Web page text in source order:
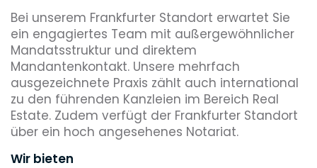
Bei unserem Frankfurter Standort erwartet Sie
ein engagiertes Team mit außergewöhnlicher
Mandatsstruktur und direktem
Mandantenkontakt. Unsere mehrfach
ausgezeichnete Praxis zählt auch international
zu den führenden Kanzleien im Bereich Real
Estate. Zudem verfügt der Frankfurter Standort
über ein hoch angesehenes Notariat.
Wir bieten